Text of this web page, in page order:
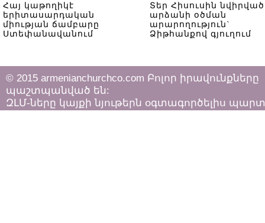
Հայ կաթողիկէ
երիտասարդական
միության ճամբարը
Ստեփանավանում
Տեր Հիսուսին նվիրված
արձանի օծման
արարողություն`
Ձիթհանքով գյուղում
© 2015 armenianchurchco.com Բոլոր իրավունքները
պաշտպանված են:
ԶԼՄ-ները կայքի նյութերն օգտագործելիս